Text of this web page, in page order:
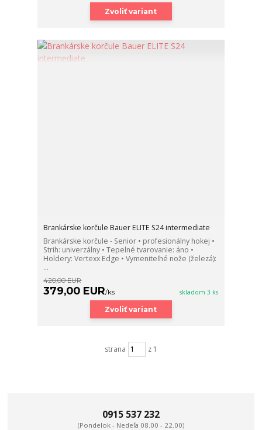
Zvoliť variant
Brankárske korčule Bauer ELITE S24 intermediate
Brankárske korčule - Senior • profesionálny hokej •
Strih: univerzálny • Tepelné tvarovanie: áno •
Holdery: Vertexx Edge • Vymeniteľné nože (železá):
...
420,00 EUR
379,00 EUR/ks skladom 3 ks
Zvoliť variant
strana z 1
0915 537 232
(Pondelok - Nedeľa 08.00 - 22.00)